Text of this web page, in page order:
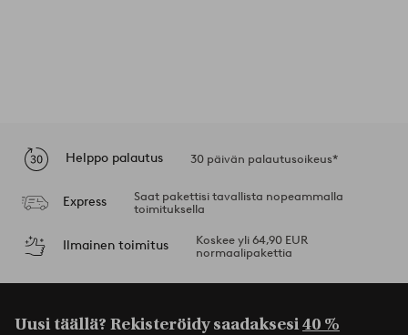
Helppo palautus 30 päivän palautusoikeus*
Express
Saat pakettisi tavallista nopeammalla
toimituksella
Ilmainen toimitus
Koskee yli 64,90 EUR
normaalipakettia
Uusi täällä? Rekisteröidy saadaksesi40 %